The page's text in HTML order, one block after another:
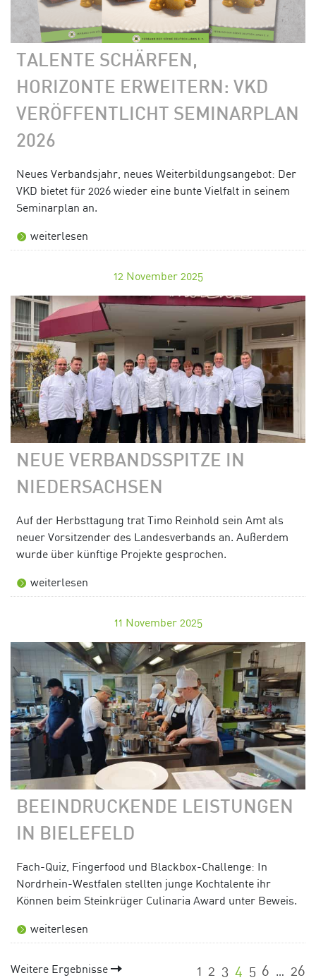
TALENTE SCHÄRFEN,
HORIZONTE ERWEITERN: VKD
VERÖFFENTLICHT SEMINARPLAN
2026
Neues Verbandsjahr, neues Weiterbildungsangebot: Der
VKD bietet für 2026 wieder eine bunte Vielfalt in seinem
Seminarplan an.
weiterlesen
12 November 2025
NEUE VERBANDSSPITZE IN
NIEDERSACHSEN
Auf der Herbsttagung trat Timo Reinhold sein Amt als
neuer Vorsitzender des Landesverbands an. Außerdem
wurde über künftige Projekte gesprochen.
weiterlesen
11 November 2025
BEEINDRUCKENDE LEISTUNGEN
IN BIELEFELD
Fach-Quiz, Fingerfood und Blackbox-Challenge: In
Nordrhein-Westfalen stellten junge Kochtalente ihr
Können beim Steinkrüger Culinaria Award unter Beweis.
weiterlesen
Weitere Ergebnisse 1 2 3 4 5 6 … 26